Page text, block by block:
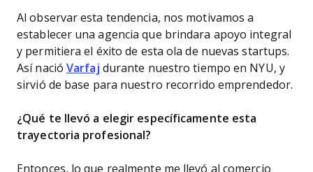
Al observar esta tendencia, nos motivamos a
establecer una agencia que brindara apoyo integral
y permitiera el éxito de esta ola de nuevas startups.
Así nació Varfaj durante nuestro tiempo en NYU, y
sirvió de base para nuestro recorrido emprendedor.
¿Qué te llevó a elegir específicamente esta
trayectoria profesional?
Entonces, lo que realmente me llevó al comercio